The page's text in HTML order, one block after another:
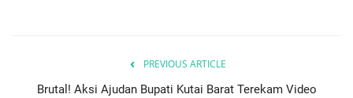
PREVIOUS ARTICLE
Brutal! Aksi Ajudan Bupati Kutai Barat Terekam Video